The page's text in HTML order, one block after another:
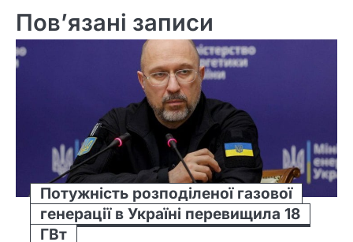
Пов’язані записи
Потужність розподіленої газової
генерації в Україні перевищила 18
ГВт